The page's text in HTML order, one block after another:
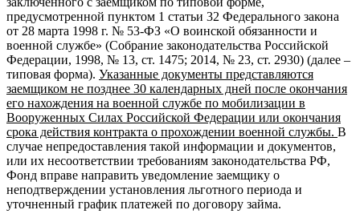
предусмотренной пунктом 1 статьи 32 Федерального закона
от 28 марта 1998 г. № 53-ФЗ «О воинской обязанности и
военной службе» (Собрание законодательства Российской
Федерации, 1998, № 13, ст. 1475; 2014, № 23, ст. 2930) (далее –
типовая форма). Указанные документы представляются
заемщиком не позднее 30 календарных дней после окончания
его нахождения на военной службе по мобилизации в
Вооруженных Силах Российской Федерации или окончания
срока действия контракта о прохождении военной службы. В
случае непредоставления такой информации и документов,
или их несоответствии требованиям законодательства РФ,
Фонд вправе направить уведомление заемщику о
неподтверждении установления льготного периода и
уточненный график платежей по договору займа.